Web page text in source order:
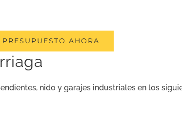
AHORA
nido y garajes industriales en los